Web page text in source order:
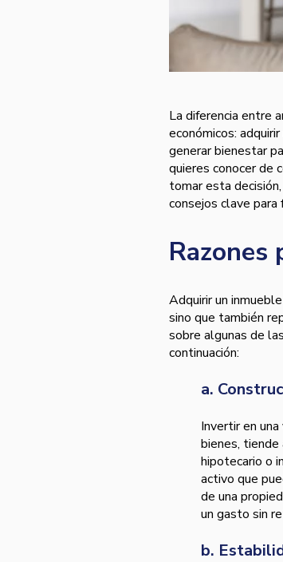
La diferencia entre
económicos:
generar bienestar
quieres conocer de
tomar esta
consejos clave para
Razones
Adquirir un
sino que también
sobre algunas de
continuación:
a.
Invertir en
bienes, tiende
hipotecario o
activo que
de una
un gasto sin
b.